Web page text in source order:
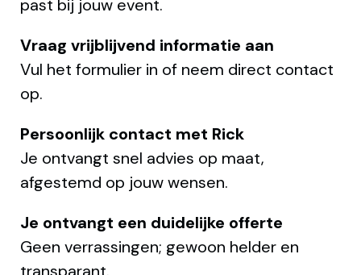
past bij jouw event.
Vraag vrijblijvend informatie aan
Vul het formulier in of neem direct contact
op.
Persoonlijk contact met Rick
Je ontvangt snel advies op maat,
afgestemd op jouw wensen.
Je ontvangt een duidelijke offerte
Geen verrassingen; gewoon helder en